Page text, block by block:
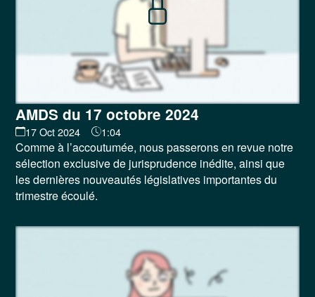
AMDS du 17 octobre 2024
17 Oct 2024 1:04
Comme à l’accoutumée, nous passerons en revue notre
sélection exclusive de jurisprudence inédite, ainsi que
les dernières nouveautés législatives importantes du
trimestre écoulé.